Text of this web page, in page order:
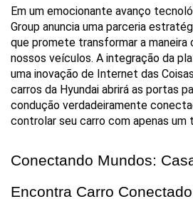
Em um emocionante avanço
Group anuncia uma parceria
que promete transformar a
nossos veículos. A integração da
uma inovação de Internet das
carros da Hyundai abrirá as portas
condução verdadeiramente
controlar seu carro com apenas um
Conectando Mundos:
Encontra Carro Conectado